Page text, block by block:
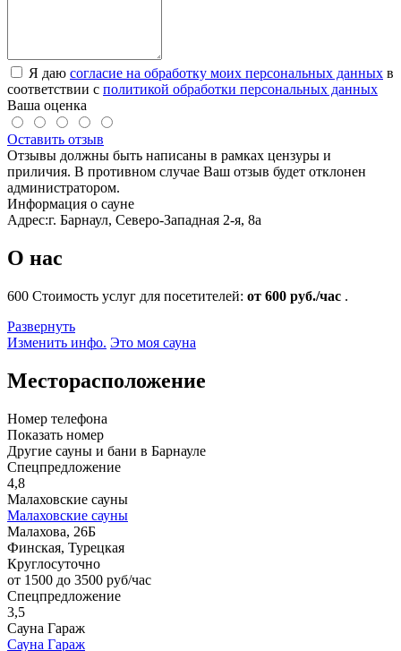
Я даю согласие на обработку моих персональных данных в
соответствии с политикой обработки персональных данных
Ваша оценка
Оставить отзыв
Отзывы должны быть написаны в рамках цензуры и
приличия. В противном случае Ваш отзыв будет отклонен
администратором.
Информация о сауне
Адрес:г. Барнаул, Северо-Западная 2-я, 8а
О нас
600 Стоимость услуг для посетителей: от 600 руб./час .
Развернуть
Изменить инфо. Это моя сауна
Месторасположение
Номер телефона
Показать номер
Другие сауны и бани в Барнауле
Спецпредложение
4,8
Малаховские сауны
Малаховские сауны
Малахова, 26Б
Финская, Турецкая
Круглосуточно
от 1500 до 3500 руб/час
Спецпредложение
3,5
Сауна Гараж
Сауна Гараж